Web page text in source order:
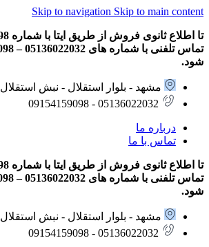
Skip to navigation Skip to main content
شود.
مشهد - بلوار استقلال - نبش استقلال 7 - پلاک 37
05136022032 - 09154159098
درباره ما
تماس با ما
شود.
مشهد - بلوار استقلال - نبش استقلال 7 - پلاک 37
05136022032 - 09154159098